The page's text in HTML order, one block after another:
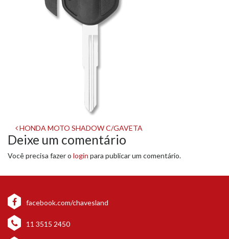
Navegação
de
post
HONDA MOTO SHADOW C/GAVETA
Deixe um comentário
Você precisa fazer o login para publicar um comentário.
facebook.com/chavesland
11 3515 2450